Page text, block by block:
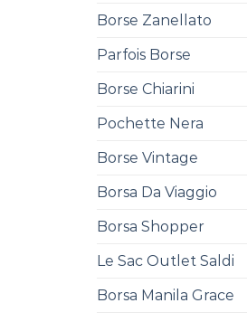
Borse Zanellato
Parfois Borse
Borse Chiarini
Pochette Nera
Borse Vintage
Borsa Da Viaggio
Borsa Shopper
Le Sac Outlet Saldi
Borsa Manila Grace